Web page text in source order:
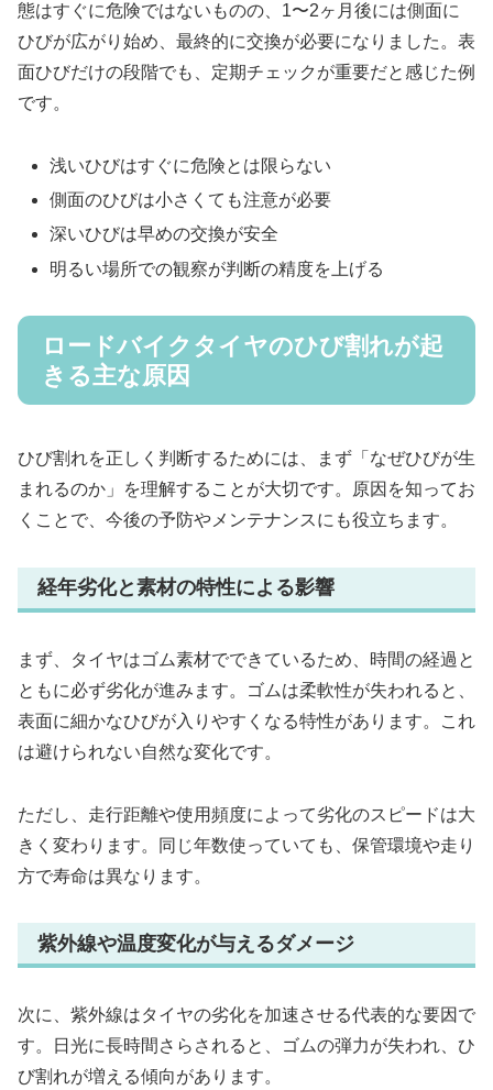
態はすぐに危険ではないものの、1〜2ヶ月後には側面に
ひびが広がり始め、最終的に交換が必要になりました。表
面ひびだけの段階でも、定期チェックが重要だと感じた例
です。
浅いひびはすぐに危険とは限らない
側面のひびは小さくても注意が必要
深いひびは早めの交換が安全
明るい場所での観察が判断の精度を上げる
ロードバイクタイヤのひび割れが起
きる主な原因
ひび割れを正しく判断するためには、まず「なぜひびが生
まれるのか」を理解することが大切です。原因を知ってお
くことで、今後の予防やメンテナンスにも役立ちます。
経年劣化と素材の特性による影響
まず、タイヤはゴム素材でできているため、時間の経過と
ともに必ず劣化が進みます。ゴムは柔軟性が失われると、
表面に細かなひびが入りやすくなる特性があります。これ
は避けられない自然な変化です。
ただし、走行距離や使用頻度によって劣化のスピードは大
きく変わります。同じ年数使っていても、保管環境や走り
方で寿命は異なります。
紫外線や温度変化が与えるダメージ
次に、紫外線はタイヤの劣化を加速させる代表的な要因で
す。日光に長時間さらされると、ゴムの弾力が失われ、ひ
び割れが増える傾向があります。